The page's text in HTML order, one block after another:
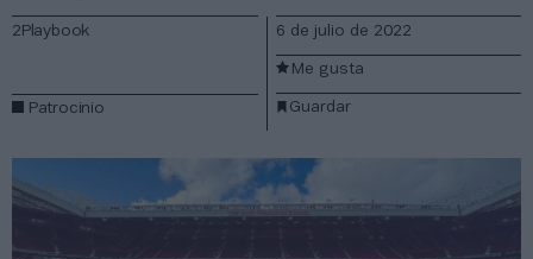
2Playbook
Patrocinio
6 de julio de 2022
Guardar
Me gusta